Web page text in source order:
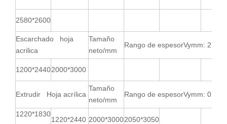
2580*2600
Escarchado hoja
acrilica
Tamaño
neto/mm
Rango de espesorVymm: 2.2-
1200*24402000*3000
Extrudir Hoja acrílica
Tamaño
neto/mm
Rango de espesorVymm: 0,8-
1220*1830
1220*2440 2000*30002050*3050